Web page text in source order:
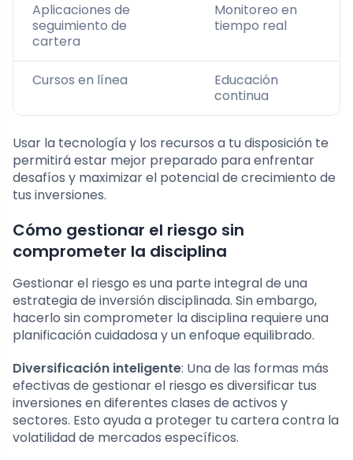
Aplicaciones de
seguimiento de
cartera
Monitoreo en
tiempo real
Cursos en línea
Educación
continua
Usar la tecnología y los recursos a tu disposición te
permitirá estar mejor preparado para enfrentar
desafíos y maximizar el potencial de crecimiento de
tus inversiones.
Cómo gestionar el riesgo sin
comprometer la disciplina
Gestionar el riesgo es una parte integral de una
estrategia de inversión disciplinada. Sin embargo,
hacerlo sin comprometer la disciplina requiere una
planificación cuidadosa y un enfoque equilibrado.
Diversificación inteligente: Una de las formas más
efectivas de gestionar el riesgo es diversificar tus
inversiones en diferentes clases de activos y
sectores. Esto ayuda a proteger tu cartera contra la
volatilidad de mercados específicos.